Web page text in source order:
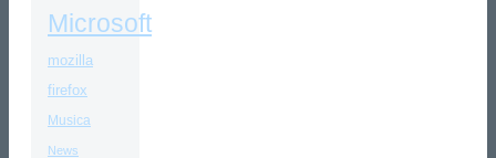
Microsoft
mozilla
firefox
Musica
News